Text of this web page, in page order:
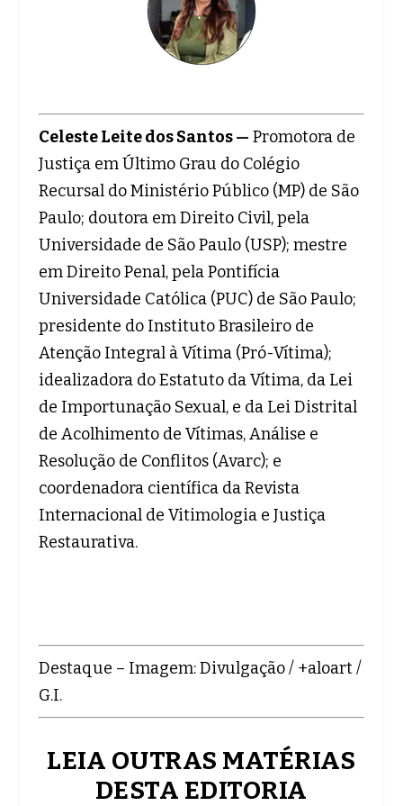
Celeste Leite dos Santos — Promotora de
Justiça em Último Grau do Colégio
Recursal do Ministério Público (MP) de São
Paulo; doutora em Direito Civil, pela
Universidade de São Paulo (USP); mestre
em Direito Penal, pela Pontifícia
Universidade Católica (PUC) de São Paulo;
presidente do Instituto Brasileiro de
Atenção Integral à Vítima (Pró-Vítima);
idealizadora do Estatuto da Vítima, da Lei
de Importunação Sexual, e da Lei Distrital
de Acolhimento de Vítimas, Análise e
Resolução de Conflitos (Avarc); e
coordenadora científica da Revista
Internacional de Vitimologia e Justiça
Restaurativa.
Destaque – Imagem: Divulgação / +aloart /
G.I.
LEIA OUTRAS MATÉRIAS
DESTA EDITORIA